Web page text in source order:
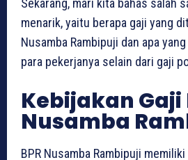
Sekarang, mari kita bahas salah
menarik, yaitu berapa gaji yang
Nusamba Rambipuji dan apa
para pekerjanya selain dari gaji
Kebijakan Gaji
Nusamba
BPR Nusamba Rambipuji